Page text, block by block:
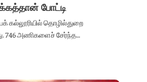
போட்டி
கல்லூரியில் தொழில்துறை
746 அணிகளைச் சேர்ந்த...